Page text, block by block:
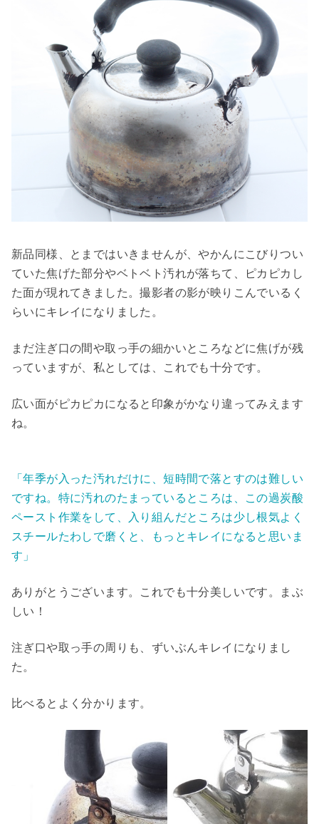
新品同様、とまではいきませんが、やかんにこびりつい
ていた焦げた部分やベトベト汚れが落ちて、ピカピカし
た面が現れてきました。撮影者の影が映りこんでいるく
らいにキレイになりました。
まだ注ぎ口の間や取っ手の細かいところなどに焦げが残
っていますが、私としては、これでも十分です。
広い面がピカピカになると印象がかなり違ってみえます
ね。
「年季が入った汚れだけに、短時間で落とすのは難しい
ですね。特に汚れのたまっているところは、この過炭酸
ペースト作業をして、入り組んだところは少し根気よく
スチールたわしで磨くと、もっとキレイになると思いま
す」
ありがとうございます。これでも十分美しいです。まぶ
しい！
注ぎ口や取っ手の周りも、ずいぶんキレイになりまし
た。
比べるとよく分かります。